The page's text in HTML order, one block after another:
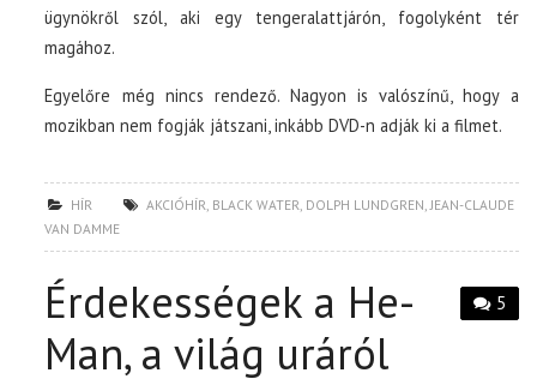
ügynökről szól, aki egy tengeralattjárón, fogolyként tér
magához.
Egyelőre még nincs rendező. Nagyon is valószínű, hogy a
mozikban nem fogják játszani, inkább DVD-n adják ki a filmet.
HÍR AKCIÓHÍR, BLACK WATER, DOLPH LUNDGREN,JEAN-CLAUDE
VAN DAMME
5
Érdekességek a He-
Man, a világ uráról